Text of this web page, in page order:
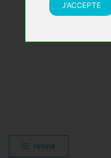
J'ACCEPTE
retour